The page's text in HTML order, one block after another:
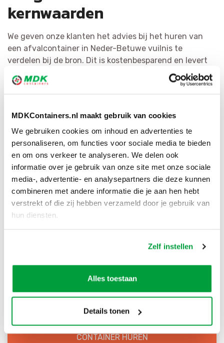
MDKContainers.nl maakt gebruik van cookies
We gebruiken cookies om inhoud en advertenties te
personaliseren, om functies voor sociale media te bieden
en om ons verkeer te analyseren. We delen ook
informatie over je gebruik van onze site met onze sociale
media-, advertentie- en analysepartners die deze kunnen
combineren met andere informatie die je aan hen hebt
verstrekt of die zij hebben verzameld door je gebruik van
hun diensten.
Zelf instellen
Alles toestaan
Details tonen
kernwaarden
We geven onze klanten het advies bij het huren van
een afvalcontainer in Neder-Betuwe vuilnis te
verdelen bij de bron. Dit is kostenbesparend en levert
de meest kwalitatieve materialen op. Het hergebruiken
van afval staat bij MDK Containers voorop. We splitsen
ons brede netwerk hebben wij voor iedere afvalsoort
de geschikte bestemming.
Bestel direct je container
Scherpe prijzen
Snelle levering
Goede kwaliteit
Snelle klantenservice
CONTAINER HUREN